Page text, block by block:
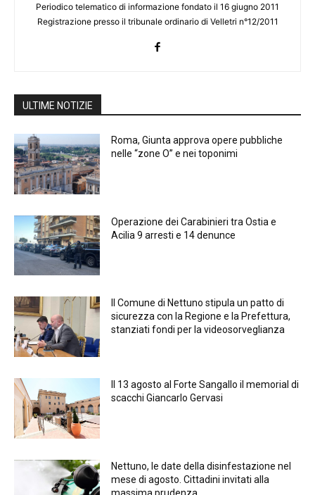
Periodico telematico di informazione fondato il 16 giugno 2011
Registrazione presso il tribunale ordinario di Velletri n°12/2011
ULTIME NOTIZIE
Roma, Giunta approva opere pubbliche
nelle “zone O” e nei toponimi
Operazione dei Carabinieri tra Ostia e
Acilia 9 arresti e 14 denunce
Il Comune di Nettuno stipula un patto di
sicurezza con la Regione e la Prefettura,
stanziati fondi per la videosorveglianza
Il 13 agosto al Forte Sangallo il memorial di
scacchi Giancarlo Gervasi
Nettuno, le date della disinfestazione nel
mese di agosto. Cittadini invitati alla
massima prudenza